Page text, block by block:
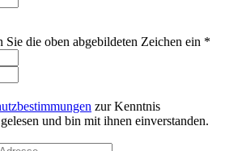
Sie die oben abgebildeten Zeichen ein *
zur Kenntnis
gelesen und bin mit ihnen einverstanden.